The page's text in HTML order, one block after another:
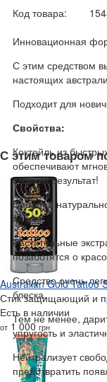
Код товара:
Инновационная
С этим средством
настоящих
Подходит для
Свойства:
Коктейль из
обеспечивают
стойкий результат!
Подобно
пятен.
Растительные
позаботятся о
Средство очень
блеска.
Тем не менее,
упругость и
Нейтрализует
предотвратить
С этим товаром
Australian Gold Tattoo
Стик защищающий и
Есть в наличии
от 1 000грн